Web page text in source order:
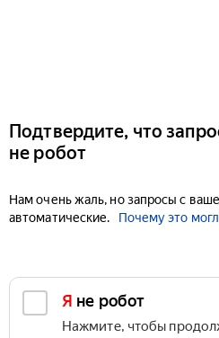
Подтвердите, что
не робот
Нам очень жаль, но запросы с
автоматические.
Почему это
Я не робот
Нажмите, чтобы